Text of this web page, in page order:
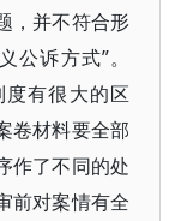
，并不符合形
公诉方式”。
有很大的区
卷材料要全部
作了不同的处
前对案情有全